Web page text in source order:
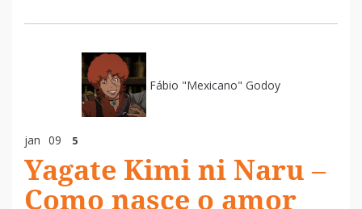
Fábio "Mexicano" Godoy
jan 09 5
Yagate Kimi ni Naru –
Como nasce o amor